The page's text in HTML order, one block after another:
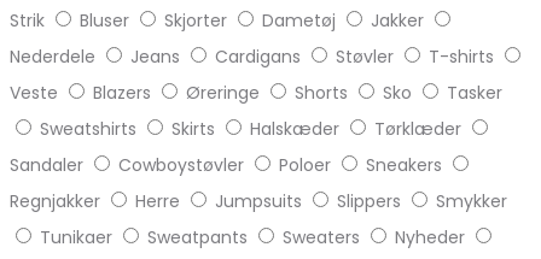
Strik
Bluser Skjorter Dametøj
Jakker
Nederdele
Jeans Cardigans Støvler
T-shirts
Veste
Blazers Øreringe Shorts Sko
Tasker
Sweatshirts
Skirts Halskæder
Tørklæder
Sandaler
Cowboystøvler Poloer
Sneakers
Regnjakker
Herre Jumpsuits Slippers
Smykker
Tunikaer
Sweatpants Sweaters
Nyheder